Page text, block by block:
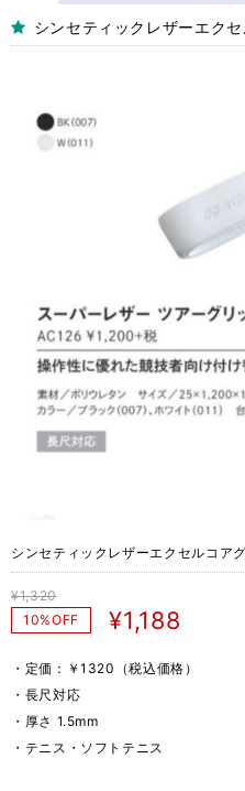
シンセティックレザーエク
シンセティックレザーエクセルコア
¥1,320
10%OFF
¥1,188
・定価：￥1320（税込価格）
・長尺対応
・厚さ 1.5mm
・テニス・ソフトテニス